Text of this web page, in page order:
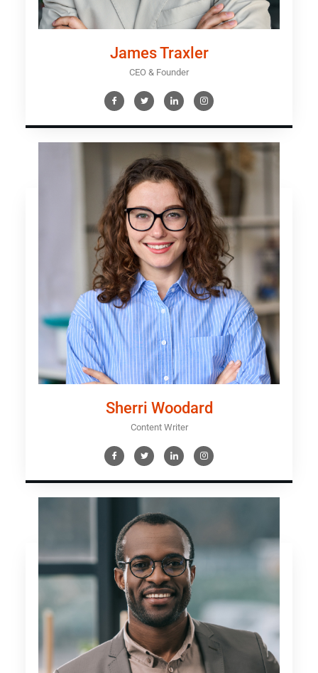
James Traxler
CEO & Founder
Sherri Woodard
Content Writer